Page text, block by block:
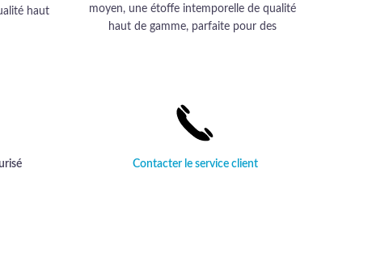
haut
moyen, une étoffe intemporelle de qualité
haut de gamme, parfaite pour des
Contacter le service client